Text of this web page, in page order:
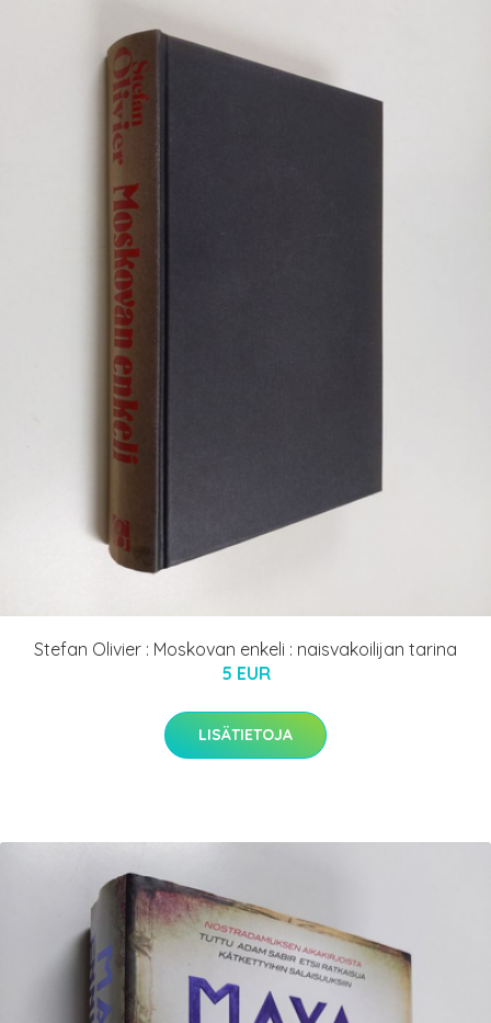
Stefan Olivier : Moskovan enkeli : naisvakoilijan tarina
5 EUR
LISÄTIETOJA